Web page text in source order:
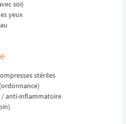
soi)
yeux
stériles
/ anti-inflammatoire